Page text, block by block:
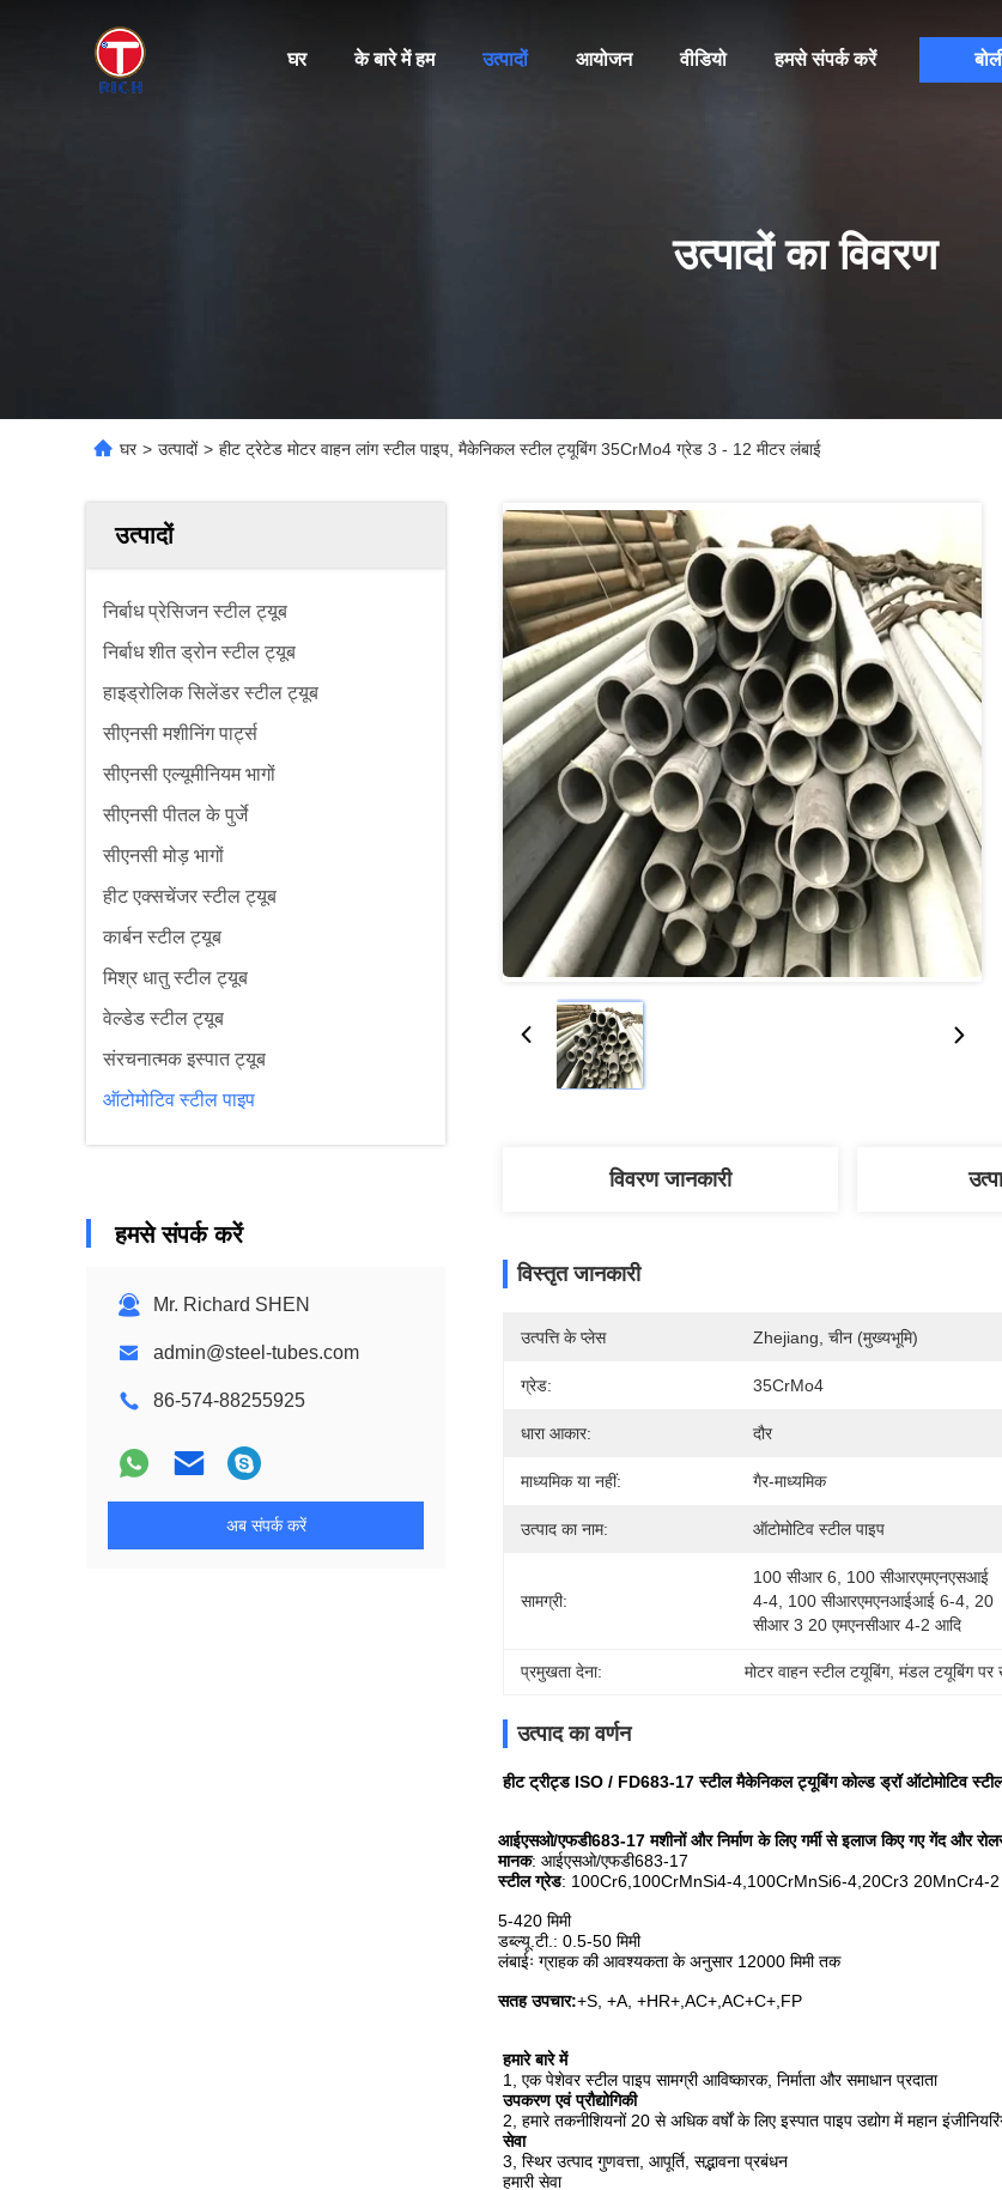
घर के बारे में हम उत्पादों आयोजन वीडियो हमसे संपर्क करें
उत्पादों का विवरण
घर > उत्पादों > हीट ट्रेटेड मोटर वाहन लांग स्टील पाइप, मैकेनिकल स्टील ट्यूबिंग 35CrMo4 ग्रेड 3 - 12 मीटर लंबाई
उत्पादों
निर्बाध प्रेसिजन स्टील ट्यूब
निर्बाध शीत ड्रोन स्टील ट्यूब
हाइड्रोलिक सिलेंडर स्टील ट्यूब
सीएनसी मशीनिंग पार्ट्स
सीएनसी एल्यूमीनियम भागों
सीएनसी पीतल के पुर्जे
सीएनसी मोड़ भागों
हीट एक्सचेंजर स्टील ट्यूब
कार्बन स्टील ट्यूब
मिश्र धातु स्टील ट्यूब
वेल्डेड स्टील ट्यूब
संरचनात्मक इस्पात ट्यूब
ऑटोमोटिव स्टील पाइप
हमसे संपर्क करें
Mr. Richard SHEN
admin@steel-tubes.com
86-574-88255925
अब संपर्क करें
विवरण जानकारी
विस्तृत जानकारी
उत्पत्ति के प्लेस Zhejiang, चीन (मुख्यभूमि)
ग्रेड: 35CrMo4
धारा आकार: दौर
माध्यमिक या नहीं: गैर-माध्यमिक
उत्पाद का नाम: ऑटोमोटिव स्टील पाइप
सामग्री:
100 सीआर 6, 100 सीआरएमएनएसआई
4-4, 100 सीआरएमएनआईआई 6-4, 20
सीआर 3 20 एमएनसीआर 4-2 आदि
प्रमुखता देना: मोटर वाहन स्टील टयूबिंग, मंडल टयूबिंग पर
उत्पाद का वर्णन
हीट ट्रीट्ड ISO / FD683-17 स्टील मैकेनिकल ट्यूबिंग कोल्ड ड्रॉ ऑटोमोटिव
आईएसओ/एफडी683-17 मशीनों और निर्माण के लिए गर्मी से इलाज किए गए गेंद और
मानक: आईएसओ/एफडी683-17
स्टील ग्रेड: 100Cr6,100CrMnSi4-4,100CrMnSi6-4,20Cr3 20MnCr4-2
5-420 मिमी
डब्ल्यू.टी.: 0.5-50 मिमी
लंबाईः ग्राहक की आवश्यकता के अनुसार 12000 मिमी तक
सतह उपचार:+S, +A, +HR+,AC+,AC+C+,FP
हमारे बारे में
1, एक पेशेवर स्टील पाइप सामग्री आविष्कारक, निर्माता और समाधान प्रदाता
उपकरण एवं प्रौद्योगिकी
2, हमारे तकनीशियनों 20 से अधिक वर्षों के लिए इस्पात पाइप उद्योग में महान
सेवा
3, स्थिर उत्पाद गुणवत्ता, आपूर्ति, सद्भावना प्रबंधन
हमारी सेवा